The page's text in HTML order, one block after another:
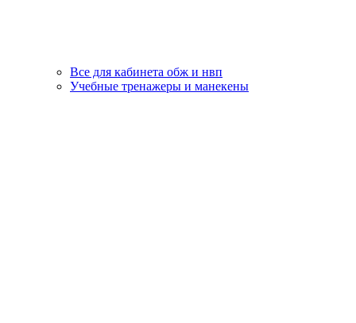
Все для кабинета обж и нвп
Учебные тренажеры и манекены